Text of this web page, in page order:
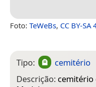
Foto: TeWeBs, CC BY-SA
Tipo:
cemitério
Descrição: cemitério